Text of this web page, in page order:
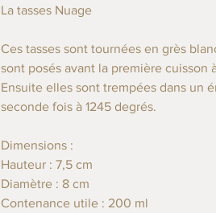
La tasses Nuage
Ces tasses sont tournées en grès
sont posés avant la première cuisson
Ensuite elles sont trempées dans un
seconde fois à 1245 degrés.
Dimensions :
Hauteur : 7,5 cm
Diamètre : 8 cm
Contenance utile : 200 ml